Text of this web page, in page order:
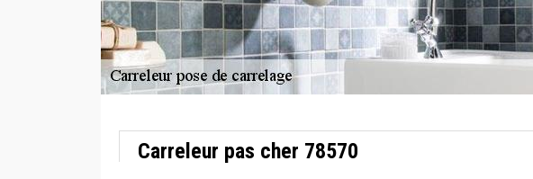
Carreleur pas cher 78570